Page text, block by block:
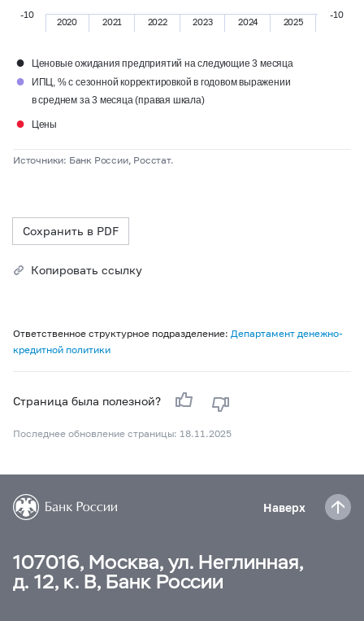
2020 2021 2022 2023 2024 2025
-10 -10
● Ценовые ожидания предприятий на следующие 3 месяца
●
ИПЦ, % с сезонной корректировкой в годовом выражении
в среднем за 3 месяца (правая шкала)
● Цены
Источники: Банк России, Росстат.
Сохранить в PDF
Копировать ссылку
Ответственное структурное подразделение: Департамент денежно-
кредитной политики
Страница была полезной?
Последнее обновление страницы: 18.11.2025
Наверх
107016, Москва, ул. Неглинная,
д. 12, к. В, Банк России